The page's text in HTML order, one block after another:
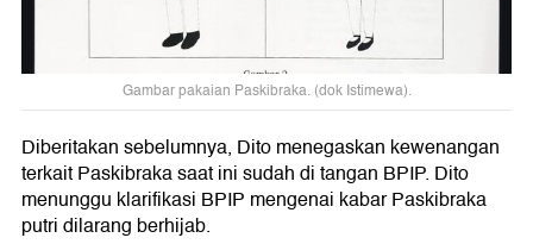
Gambar pakaian Paskibraka. (dok Istimewa).
Diberitakan sebelumnya, Dito menegaskan kewenangan
terkait Paskibraka saat ini sudah di tangan BPIP. Dito
menunggu klarifikasi BPIP mengenai kabar Paskibraka
putri dilarang berhijab.